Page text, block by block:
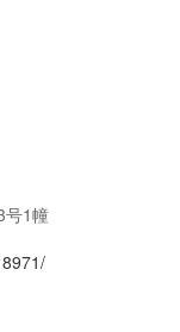
号1幢